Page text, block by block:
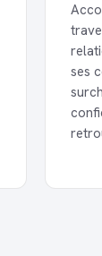
ses